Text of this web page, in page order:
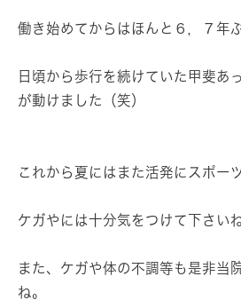
働き始めてからはほんと６，７年
日頃から歩行を続けていた甲斐あ
が動けました（笑）
これから夏にはまた活発にスポー
ケガやには十分気をつけて下さいね
また、ケガや体の不調等も是非当
ね。